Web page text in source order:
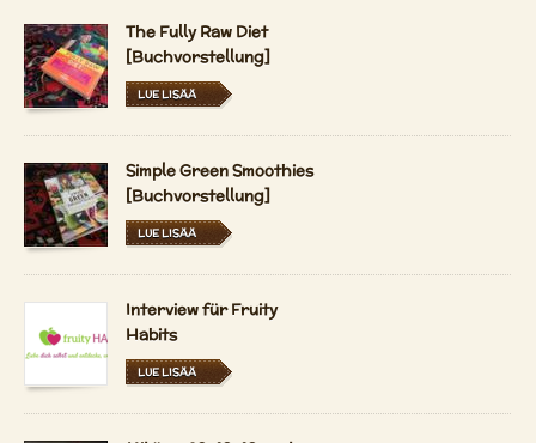
The Fully Raw Diet
[Buchvorstellung]
LUE LISÄÄ
Simple Green Smoothies
[Buchvorstellung]
LUE LISÄÄ
Interview für Fruity
Habits
LUE LISÄÄ